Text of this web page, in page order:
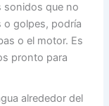
sonidos que no
o golpes, podría
o el motor. Es
pronto para
alrededor del